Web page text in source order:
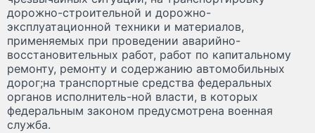
дорожно-строительной и дорожно-
эксплуатационной техники и материалов,
применяемых при проведении аварийно-
восстановительных работ, работ по капитальному
ремонту, ремонту и содержанию автомобильных
дорог;на транспортные средства федеральных
органов исполнитель-ной власти, в которых
федеральным законом предусмотрена военная
служба.